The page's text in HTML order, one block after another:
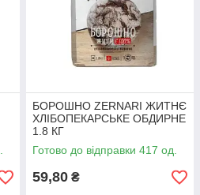
БОРОШНО ZERNARI ЖИТНЄ
ХЛІБОПЕКАРСЬКЕ ОБДИРНЕ
1.8 КГ
Готово до відправки 417 од.
59,80 ₴